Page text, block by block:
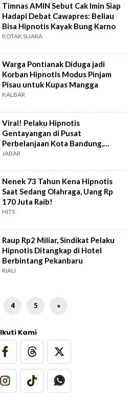
Timnas AMIN Sebut Cak Imin Siap
Hadapi Debat Cawapres: Beliau
Bisa Hipnotis Kayak Bung Karno
KOTAK SUARA
Warga Pontianak Diduga jadi
Korban Hipnotis Modus Pinjam
Pisau untuk Kupas Mangga
KALBAR
Viral! Pelaku Hipnotis
Gentayangan di Pusat
Perbelanjaan Kota Bandung,
Wanita Ini Jadi Korban hingga Isi
JABAR
Nenek 73 Tahun Kena Hipnotis
Saat Sedang Olahraga, Uang Rp
170 Juta Raib!
HITS
Raup Rp2 Miliar, Sindikat Pelaku
Hipnotis Ditangkap di Hotel
Berbintang Pekanbaru
RIAU
4 5 »
Ikuti Kami